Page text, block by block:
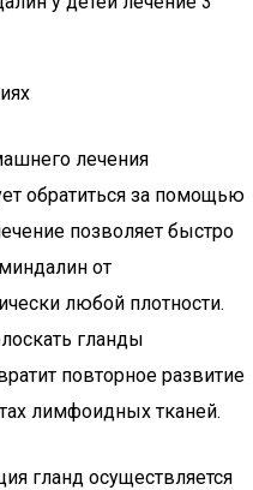
лечения
обратиться за помощью
позволяет быстро
от
любой плотности.
гланды
повторное развитие
лимфоидных тканей.
гланд осуществляется